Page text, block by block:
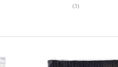
(3)